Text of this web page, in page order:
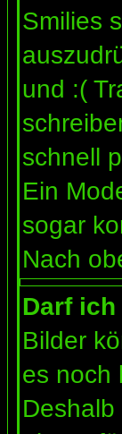
Smilies
und :(
schnell
Ein
sogar
Nach
Darf
Bilder
es noch